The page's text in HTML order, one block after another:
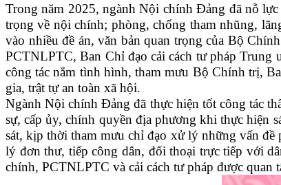
Trong năm 2025, ngành Nội chính Đảng đã nỗ lực
trọng về nội chính; phòng, chống tham nhũng,
vào nhiều đề án, văn bản quan trọng của Bộ
PCTNLPTC, Ban Chỉ đạo cải cách tư pháp Trung
công tác nắm tình hình, tham mưu Bộ Chính trị,
gia, trật tự an toàn xã hội.
Ngành Nội chính Đảng đã thực hiện tốt công tác
sự, cấp ủy, chính quyền địa phương khi thực hiện
sát, kịp thời tham mưu chỉ đạo xử lý những vấn đề
lý đơn thư, tiếp công dân, đối thoại trực tiếp với
chính, PCTNLPTC và cải cách tư pháp được quan